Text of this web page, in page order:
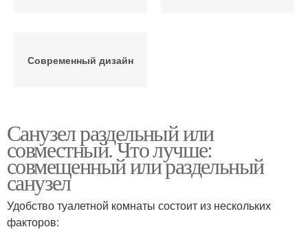
Современный дизайн
Санузел раздельный или
совместный. Что лучше:
совмещенный или раздельный
санузел
Удобство туалетной комнаты состоит из нескольких
факторов: